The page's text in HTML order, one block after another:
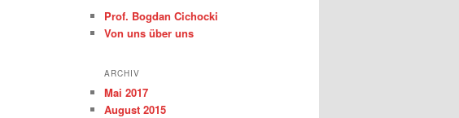
Prof. Bogdan Cichocki
Von uns über uns
ARCHIV
Mai 2017
August 2015